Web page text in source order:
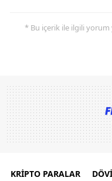
* Bu içerik ile ilgili yorum
KRİPTO PARALAR